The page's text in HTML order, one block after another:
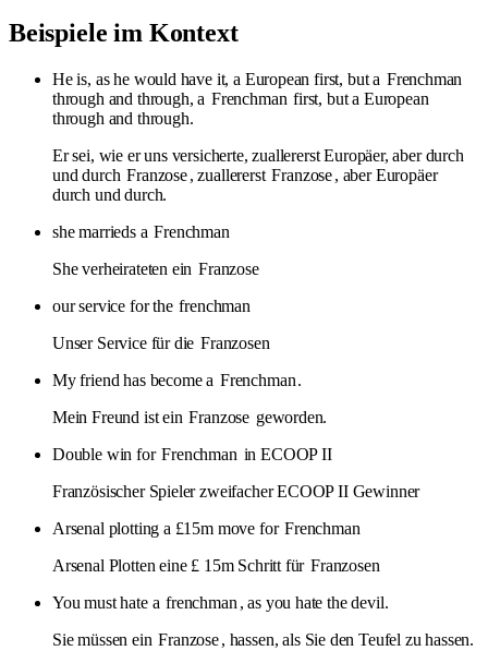
Beispiele im Kontext
He is, as he would have it, a European first, but a Frenchman
through and through, a Frenchman first, but a European
through and through.
Er sei, wie er uns versicherte, zuallererst Europäer, aber durch
und durch Franzose, zuallererst Franzose, aber Europäer
durch und durch.
she marrieds a Frenchman
She verheirateten ein Franzose
our service for the frenchman
Unser Service für die Franzosen
My friend has become a Frenchman.
Mein Freund ist ein Franzose geworden.
Double win for Frenchman in ECOOP II
Französischer Spieler zweifacher ECOOP II Gewinner
Arsenal plotting a £15m move for Frenchman
Arsenal Plotten eine £ 15m Schritt für Franzosen
You must hate a frenchman , as you hate the devil.
Sie müssen ein Franzose, hassen, als Sie den Teufel zu hassen.